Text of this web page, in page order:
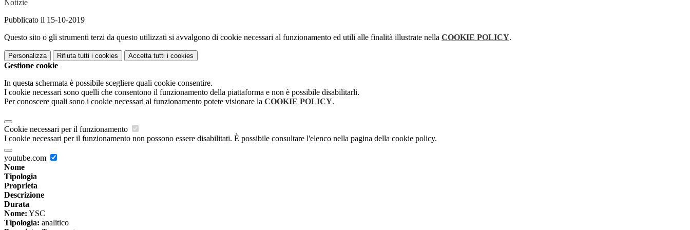
Notizie
Pubblicato il 15-10-2019
Questo sito o gli strumenti terzi da questo utilizzati si avvalgono di cookie necessari al funzionamento ed utili alle finalità illustrate nella COOKIE POLICY.
Personalizza Rifiuta tutti i cookies Accetta tutti i cookies
Gestione cookie
In questa schermata è possibile scegliere quali cookie consentire.
I cookie necessari sono quelli che consentono il funzionamento della piattaforma e non è possibile disabilitarli.
Per conoscere quali sono i cookie necessari al funzionamento potete visionare la COOKIE POLICY.
Cookie necessari per il funzionamento
I cookie necessari per il funzionamento non possono essere disabilitati. È possibile consultare l'elenco nella pagina della cookie policy.
youtube.com
Nome
Tipologia
Proprieta
Descrizione
Durata
Nome: YSC
Tipologia: analitico